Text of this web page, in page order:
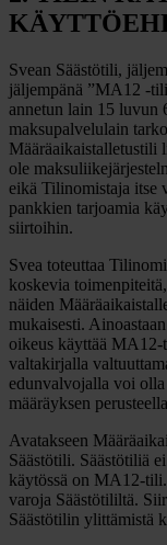
Svean Säästötili,
jäljempänä ”MA12 -
annetun lain 15 luvun
maksupalvelulain
Määräaikaistalletustili
ole
eikä Tilinomistaja itse
pankkien tarjoamia
siirtoihin.
Svea toteuttaa
koskevia
näiden
mukaisesti.
oikeus käyttää
valtakirjalla
edunvalvojalla voi
määräyksen
Avatakseen
Säästötili. Säästötiliä
käytössä on MA12-
varoja Säästötililtä.
Säästötilin ylittämistä